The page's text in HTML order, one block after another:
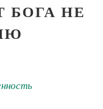
БОГА НЕ